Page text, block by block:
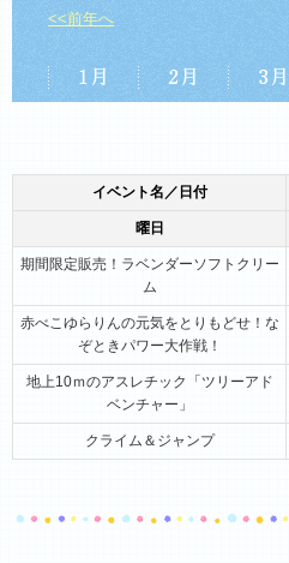
<<前年へ
イベント名／日付
曜日
期間限定販売！ラベンダーソフトクリー
ム
赤べこゆらりんの元気をとりもどせ！な
ぞときパワー大作戦！
地上10ｍのアスレチック「ツリーアド
ベンチャー」
クライム＆ジャンプ